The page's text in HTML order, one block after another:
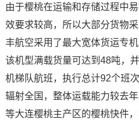
由于樱桃在运输和存储过程中
效要求较高，所以大部分货物
丰航空采用了最大宽体货运专
该机型满载货量可达到48吨，
机梯队航班，执行总计92个班
辐射全国，整体运载能力较去
等大连樱桃主产区的樱桃快件